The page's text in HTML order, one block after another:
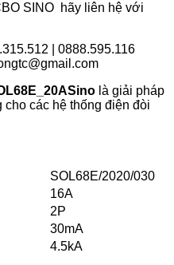
SINO hãy liên hệ với
| 0888.595.116
là giải pháp
cho các hệ thống điện đòi
SOL68E/2020/030
16A
2P
30mA
4.5kA